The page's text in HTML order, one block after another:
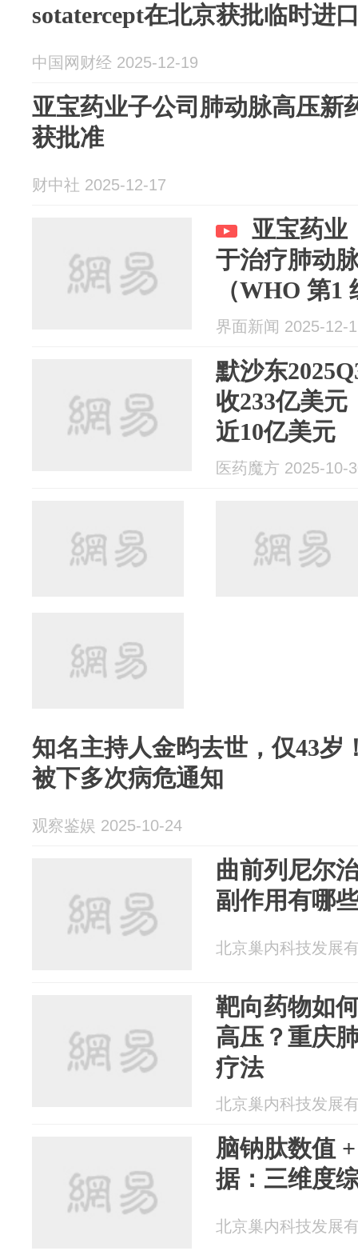
sotatercept在北京获批临时进
中国网财经 2025-12-19
亚宝药业子公司肺动脉高压新
获批准
财中社 2025-12-17
亚宝药业
于治疗肺动
（WHO 第1
批
界面新闻 2025-12-
默沙东
收233亿美
近10亿美元
医药魔方 2025-10-
知名主持人金昀去世，仅43岁
被下多次病危通知
观察鉴娱 2025-10-24
曲前列尼尔
副作用有哪
北京巢内科技发展
靶向药物如
高压？重庆
疗法
北京巢内科技发展
脑钠肽数值
据：三维度
北京巢内科技发展